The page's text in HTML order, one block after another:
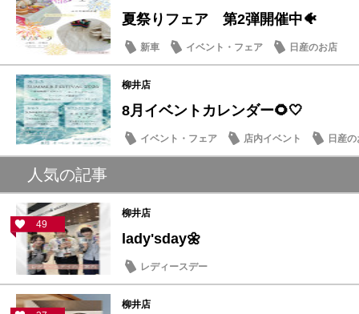
夏祭りフェア 第2弾開催中🐠
新車 イベント・フェア 日産のお店
柳井店
8月イベントカレンダー🌻🤍
イベント・フェア 店内イベント 日産
人気の記事
49
柳井店
lady'sday🌼
レディースデー
柳井店